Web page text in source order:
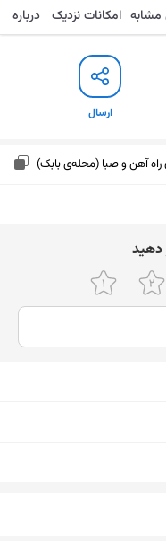
امکانات نزدیک درباره
ارسال
دﻫﯿﺪ